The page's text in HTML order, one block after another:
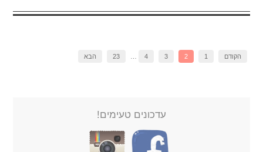
הקודם 1
2
3
4
23 הבא
עדכונים טעימים!